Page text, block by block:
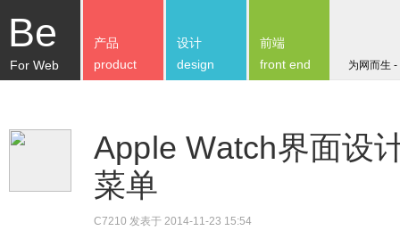
Be
For Web 为网而生
产品
product
设计
design
前端
front end
Apple Watch界面设
菜单
C7210 发表于 2014-11-23 15:54